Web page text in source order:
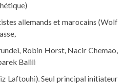
et marocains (Wolf
Horst, Nacir Chemao,
Balili
Seul principal initiateur